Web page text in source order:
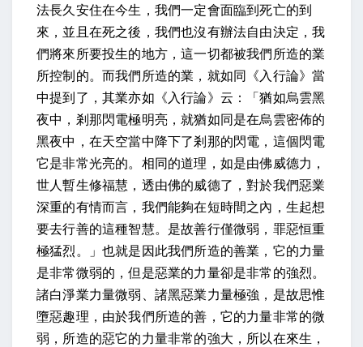
法長久安住在今生，我們一定會面臨到死亡的到
來，並且在死之後，我們也沒有辦法自由決定，我
們將來所要投生的地方，這一切都被我們所造的業
所控制的。而我們所造的業，就如同《入行論》當
中提到了， 其業亦如《入行論》云：「猶如烏雲黑
夜中，剎那閃電極明亮， 就猶如同是在烏雲密佈的
黑夜中，在天空當中降下了剎那的閃電，這個閃電
它是非常光亮的。相同的道理， 如是由佛威德力，
世人暫生修福慧 ，透由佛的威德了，對於我們惡業
深重的有情而言，我們能夠在短時間之內，生起想
要去行善的這種智慧。 是故善行僅微弱，罪惡恒重
極猛烈。
」也就是因此我們所造的善業，它的力量
是非常微弱的，但是惡業的力量卻是非常的強烈。
諸白淨業力量微弱、諸黑惡業力量極強，是故思惟
墮惡趣理 ，由於我們所造的善，它的力量非常的微
弱，所造的惡它的力量非常的強大，所以在來生，